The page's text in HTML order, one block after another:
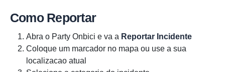
Como Reportar
Abra o Party Onbici e va a Reportar Incidente
Coloque um marcador no mapa ou use a sua
localizacao atual